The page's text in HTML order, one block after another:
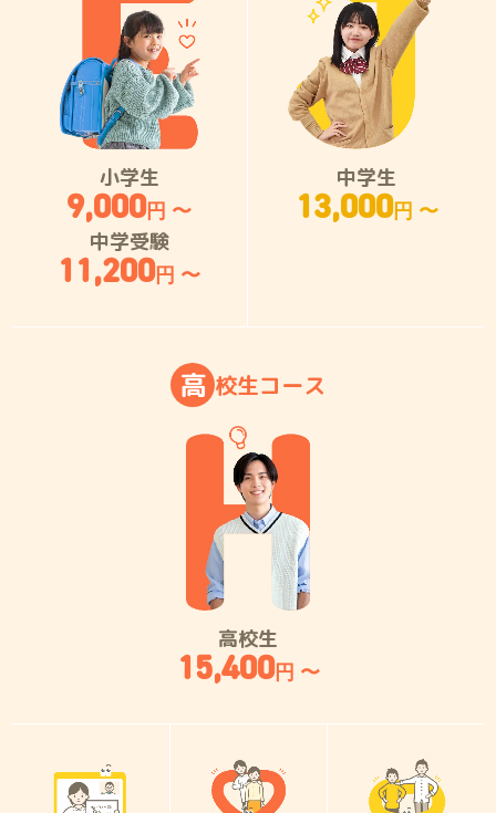
小学生
9,000円 〜
中学受験
11,200円 〜
中学生
13,000円 〜
高 校生コース
高校生
15,400円 〜